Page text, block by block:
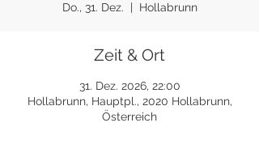
Do., 31. Dez.
  |
Hollabrunn
Zeit & Ort
31. Dez. 2026, 22:00
Hollabrunn, Hauptpl., 2020 Hollabrunn,
Österreich